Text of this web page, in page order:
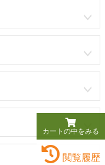
カートの中をみる
閲覧履歴